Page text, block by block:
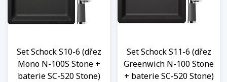
Set Schock S10-6 (dřez
Mono N-100S Stone +
baterie SC-520 Stone)
Set Schock S11-6 (dřez
Greenwich N-100 Stone
+ baterie SC-520 Stone)